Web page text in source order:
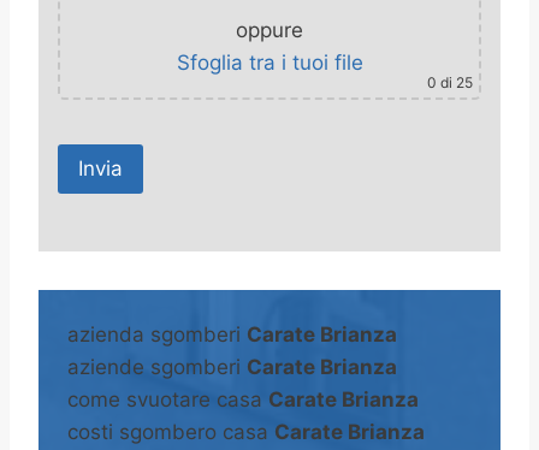
oppure
Sfoglia tra i tuoi file
0 di 25
A
e
n
a
azienda sgomberi Carate Brianza
aziende sgomberi Carate Brianza
come svuotare casa Carate Brianza
costi sgombero casa Carate Brianza